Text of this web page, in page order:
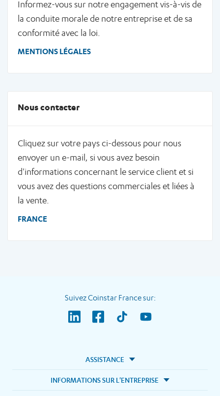
Informez-vous sur notre engagement vis-à-vis de
la conduite morale de notre entreprise et de sa
conformité avec la loi.
MENTIONS LÉGALES
Nous contacter
Cliquez sur votre pays ci-dessous pour nous
envoyer un e-mail, si vous avez besoin
d'informations concernant le service client et si
vous avez des questions commerciales et liées à
la vente.
FRANCE
Suivez Coinstar France sur:
ASSISTANCE
INFORMATIONS SUR L'ENTREPRISE